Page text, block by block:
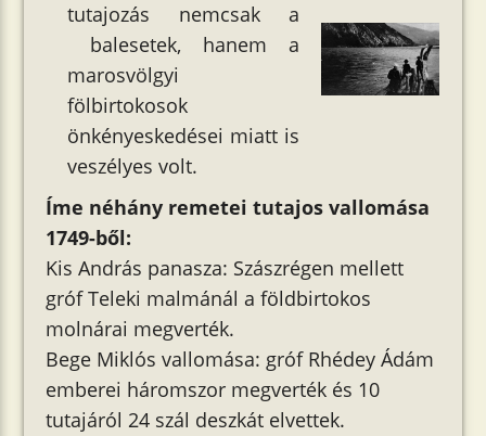
tutajozás nemcsak a
balesetek, hanem a
marosvölgyi
fölbirtokosok
önkényeskedései miatt is
veszélyes volt.
Íme néhány remetei tutajos vallomása
1749-ből:
Kis András panasza: Szászrégen mellett
gróf Teleki malmánál a földbirtokos
molnárai megverték.
Bege Miklós vallomása: gróf Rhédey Ádám
emberei háromszor megverték és 10
tutajáról 24 szál deszkát elvettek.